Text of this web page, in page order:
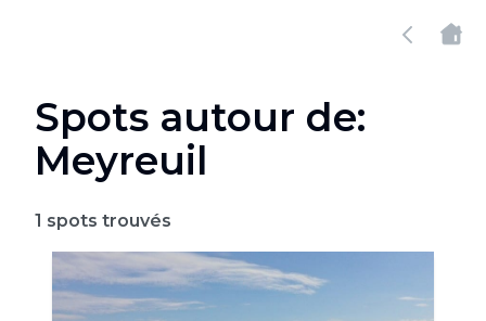
Spots autour de:
Meyreuil
1 spots trouvés